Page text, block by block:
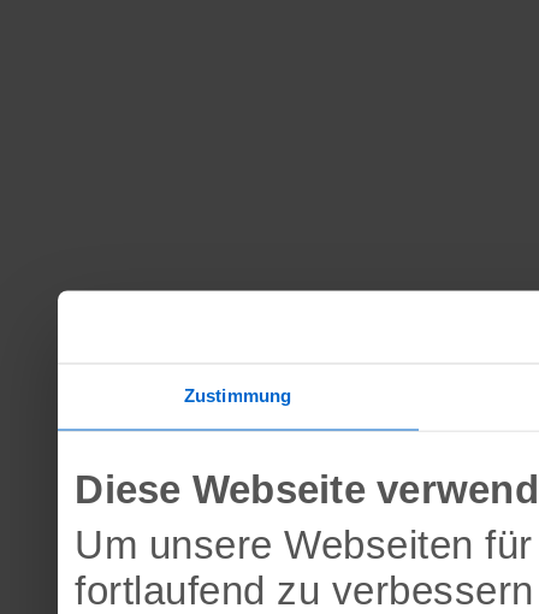
Zustimmung
Diese Webseite
Um unsere Webseiten
fortlaufend zu